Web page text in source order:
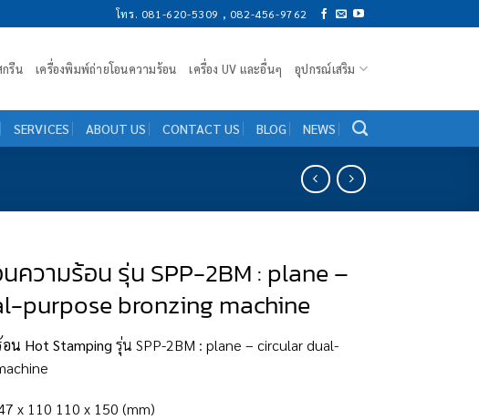
โทร. 081-620-5309 , 082-456-9762
กรีน เครื่องพิมพ์ถ่ายโอนความร้อน เครื่อง UV และอื่นๆ อุปกรณ์เสริม
SERVICES ABOUT US CONTACT US BLOG NEWS
ความร้อน รุ่น SPP-2BM : plane –
purpose bronzing machine
อน Hot Stamping รุ่น SPP-2BM : plane – circular dual-
x 110 110 x 150 (mm)